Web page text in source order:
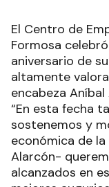
El Centro de
Formosa
aniversario de
altamente
encabeza Aníbal
“En esta fecha
sostenemos y
económica de
Alarcón-
alcanzados en